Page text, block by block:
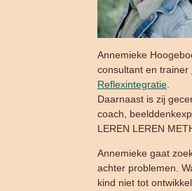
Annemieke
consultant en trainer
Reflexintegratie.
Daarnaast is zij
coach,
LEREN LEREN
Annemieke gaat
achter problemen.
kind niet tot